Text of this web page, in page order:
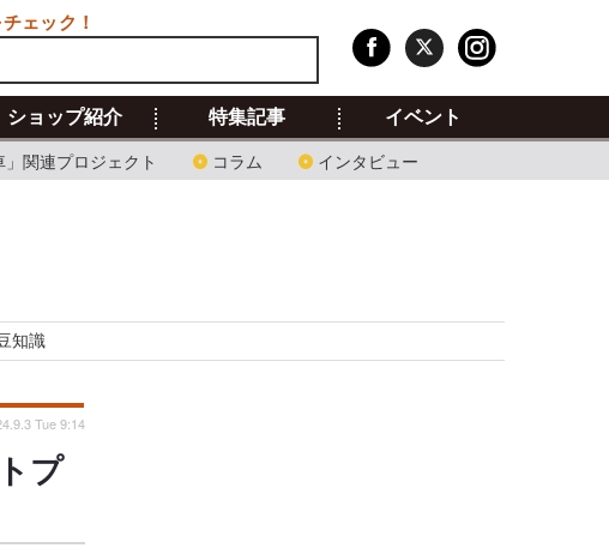
関連プロジェクト コラム インタビュー
ショップ紹介 特集記事 イベント
知識
プ
Tue 9:14
ェック！